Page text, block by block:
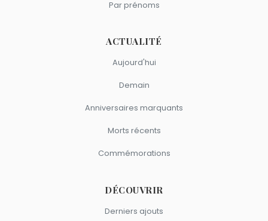
Par prénoms
ACTUALITÉ
Aujourd'hui
Demain
Anniversaires marquants
Morts récents
Commémorations
DÉCOUVRIR
Derniers ajouts